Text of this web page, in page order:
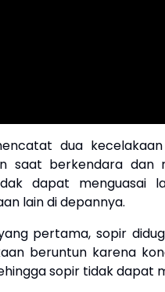
dua
saat berkendara dan
dapat menguasai
lain di depannya.
pertama, sopir
beruntun karena
sopir tidak dapat